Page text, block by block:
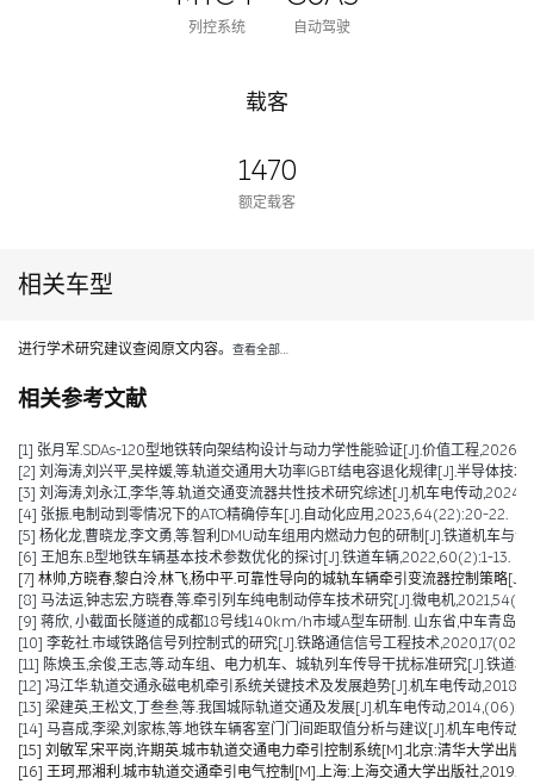
列控系统 自动驾驶
载客
1470
额定载客
相关车型
进行学术研究建议查阅原文内容。 查看全部…
相关参考文献
[1] 张月军.SDAs-120型地铁转向架结构设计与动力学性能验证[J].价值工程
[2] 刘海涛,刘兴平,吴梓媛,等.轨道交通用大功率IGBT结电容退化规律[J].半导体技
[3] 刘海涛,刘永江,李华,等.轨道交通变流器共性技术研究综述[J].机车电传动
[4] 张振.电制动到零情况下的ATO精确停车[J].自动化应用,2023,64(22):20-22.
[5] 杨化龙,曹晓龙,李文勇,等.智利DMU动车组用内燃动力包的研制[J].铁道机车与
[6] 王旭东.B型地铁车辆基本技术参数优化的探讨[J].铁道车辆,2022,60(2):1-13.
[7] 林帅,方晓春,黎白泠,林飞,杨中平.可靠性导向的城轨车辆牵引变流器控制策略
[8] 马法运,钟志宏,方晓春,等.牵引列车纯电制动停车技术研究[J].微电机
[9] 蒋欣, 小截面长隧道的成都18号线140km/h市域A型车研制. 山东省,中车青岛
[10] 李乾社.市域铁路信号列控制式的研究[J].铁路通信信号工程技术
[11] 陈焕玉,余俊,王志,等.动车组、电力机车、城轨列车传导干扰标准研究[J].铁道
[12] 冯江华.轨道交通永磁电机牵引系统关键技术及发展趋势[J].机车电传动
[13] 梁建英,王松文,丁叁叁,等.我国城际轨道交通及发展[J].机车电传动
[14] 马喜成,李梁,刘家栋,等.地铁车辆客室门门间距取值分析与建议[J].机车电传动
[15] 刘敏军,宋平岗,许期英.城市轨道交通电力牵引控制系统[M].北京:清华大学出版
[16] 王珂,邢湘利.城市轨道交通牵引电气控制[M].上海:上海交通大学出版社,2019.